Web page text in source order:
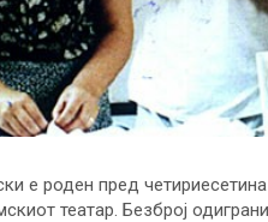
е роден пред
театар. Безброј